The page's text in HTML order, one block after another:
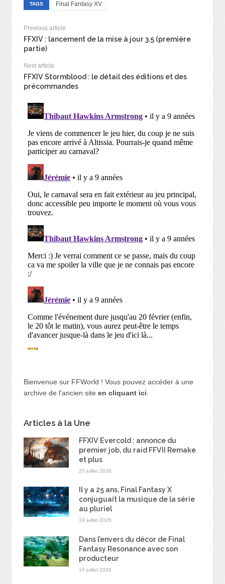
TAGS Final Fantasy XV
Previous article
FFXIV : lancement de la mise à jour 3.5 (première
partie)
Next article
FFXIV Stormblood : le détail des éditions et des
précommandes
Bienvenue sur FFWorld ! Vous pouvez accéder à une
archive de l'ancien site en cliquant ici.
Articles à la Une
FFXIV Evercold : annonce du
premier job, du raid FFVII Remake
et plus
25 juillet 2026
Il y a 25 ans, Final Fantasy X
conjuguait la musique de la série
au pluriel
19 juillet 2026
Dans l’envers du décor de Final
Fantasy Resonance avec son
producteur
16 juillet 2026